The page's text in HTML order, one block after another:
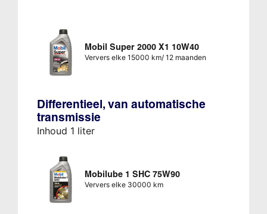
Mobil Super 2000 X1 10W40
Ververs elke 15000 km/ 12 maanden
Differentieel, van automatische
transmissie
Inhoud 1 liter
Mobilube 1 SHC 75W90
Ververs elke 30000 km